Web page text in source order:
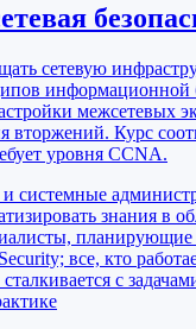
сетевую
информационной
межсетевых
вторжений. Курс
уровня CCNA.
системные
знания в
планирующие
все, кто
с